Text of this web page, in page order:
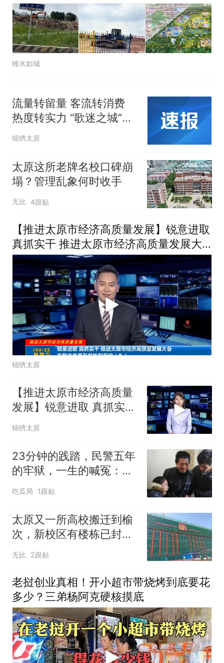
雉水如城
流量转留量 客流转消费
热度转实力 “歌迷之城”品
牌赋能太原文旅高质量发
锦绣太原
太原这所老牌名校口碑崩
塌？管理乱象何时收手
无比 4跟贴
【推进太原市经济高质量发展】锐意进取
真抓实干 推进太原市经济高质量发展大
会在我市各界引发热烈反响（九）
锦绣太原
【推进太原市经济高质量
发展】锐意进取 真抓实干
推进太原市经济高质量发
展大会在我市各界引发热
烈反响（十）
锦绣太原
23分钟的践踏，民警五年
的牢狱，一生的喊冤：谁
该为逝去的生命买单？
吃瓜局 1跟贴
太原又一所高校搬迁到榆
次，新校区有楼栋已封
顶！
无比 2跟贴
老挝创业真相！开小超市带烧烤到底要花
多少？三弟杨阿克硬核摸底